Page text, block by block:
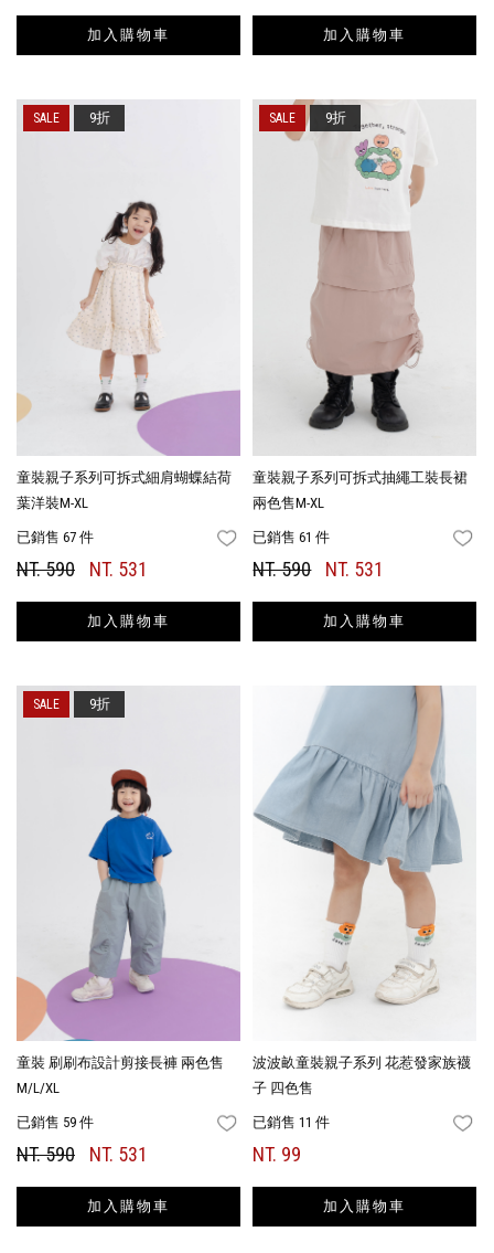
加入購物車 加入購物車
童裝親子系列可拆式細肩蝴蝶結荷
葉洋裝M-XL
已銷售 67 件 FAVORITES
NT. 590 NT. 531
加入購物車
9折
童裝親子系列可拆式抽繩工裝長裙
兩色售M-XL
已銷售 61 件
NT. 590 NT. 531
加入購物車
9折
童裝 刷刷布設計剪接長褲 兩色售
M/L/XL
已銷售 59 件 FAVORITES
NT. 590 NT. 531
加入購物車
9折
波波畝童裝親子系列 花惹發家族襪
子 四色售
已銷售 11 件
NT. 99
加入購物車